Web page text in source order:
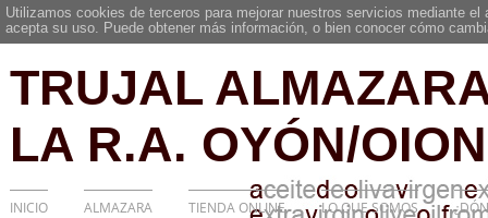
Utilizamos cookies de terceros para mejorar nuestros servicios mediante
acepta su uso. Puede obtener más información, o bien conocer cómo
TRUJAL
LA R.A. OYÓN/OION
INICIO ALMAZARA TIENDA ONLINE LO QUE SOMOS